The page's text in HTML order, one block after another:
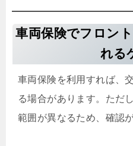
車両保険でフロン
れる
車両保険を利用すれば、
る場合があります。ただ
範囲が異なるため、確認